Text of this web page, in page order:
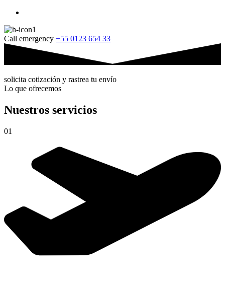
Call emergency +55 0123 654 33
solicita cotización y rastrea tu envío
Lo que ofrecemos
Nuestros servicios
01